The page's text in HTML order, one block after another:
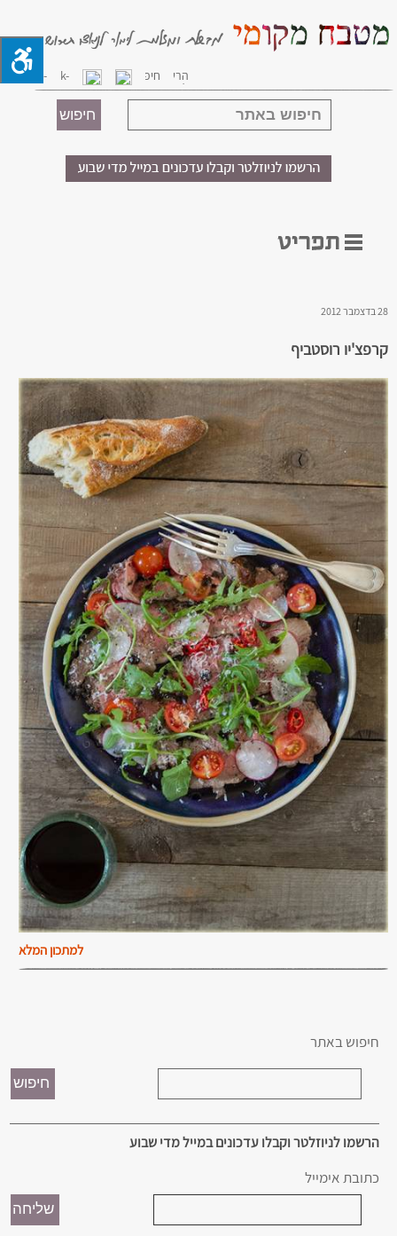
28 בדצמבר 2012
קרפצ'יו רוסטביף
למתכון המלא
חיפוש באתר
הרשמו לניוזלטר וקבלו עדכונים במייל מדי שבוע
כתובת אימייל